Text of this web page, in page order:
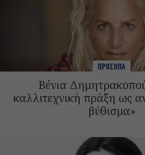
ΠΡΟΣΩΠΑ
Βένια
καλλιτεχνική πράξη ως
βύθισμα»